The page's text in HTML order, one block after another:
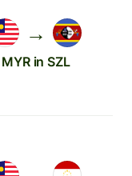
→
MYR in SZL